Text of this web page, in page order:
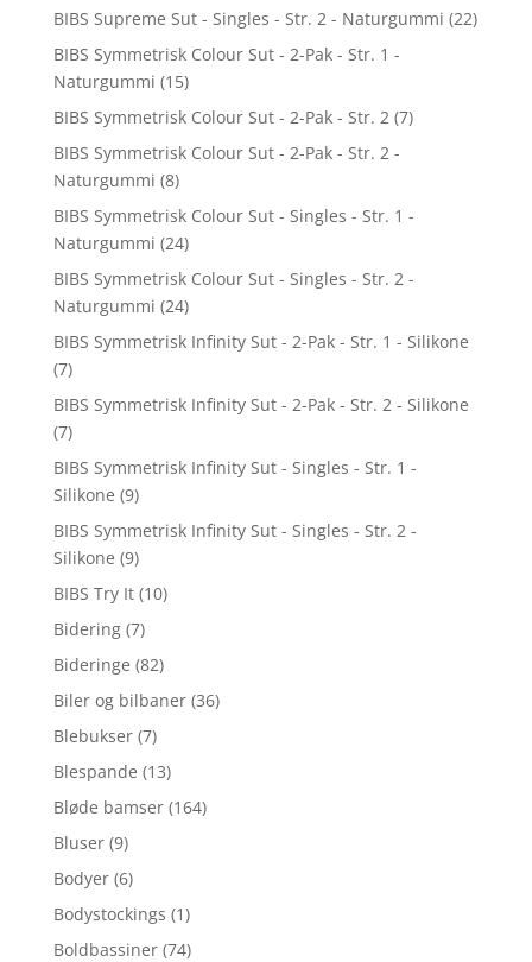
BIBS Supreme Sut - Singles - Str. 2 - Naturgummi (22)
BIBS Symmetrisk Colour Sut - 2-Pak - Str. 1 -
Naturgummi (15)
BIBS Symmetrisk Colour Sut - 2-Pak - Str. 2 (7)
BIBS Symmetrisk Colour Sut - 2-Pak - Str. 2 -
Naturgummi (8)
BIBS Symmetrisk Colour Sut - Singles - Str. 1 -
Naturgummi (24)
BIBS Symmetrisk Colour Sut - Singles - Str. 2 -
Naturgummi (24)
BIBS Symmetrisk Infinity Sut - 2-Pak - Str. 1 - Silikone
(7)
BIBS Symmetrisk Infinity Sut - 2-Pak - Str. 2 - Silikone
(7)
BIBS Symmetrisk Infinity Sut - Singles - Str. 1 -
Silikone (9)
BIBS Symmetrisk Infinity Sut - Singles - Str. 2 -
Silikone (9)
BIBS Try It (10)
Bidering (7)
Bideringe (82)
Biler og bilbaner (36)
Blebukser (7)
Blespande (13)
Bløde bamser (164)
Bluser (9)
Bodyer (6)
Bodystockings (1)
Boldbassiner (74)